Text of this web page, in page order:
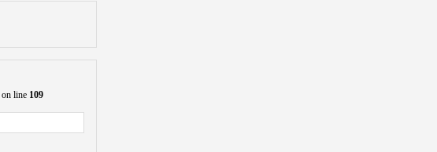
on line 109